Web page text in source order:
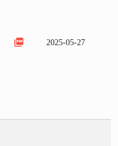
picture_as_pdf 2025-05-27